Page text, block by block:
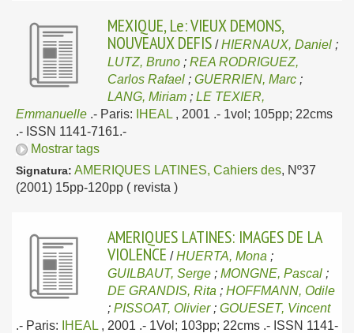
MEXIQUE, Le: VIEUX DEMONS,
NOUVEAUX DEFIS /HIERNAUX, Daniel ;
LUTZ, Bruno ; REA RODRIGUEZ,
Carlos Rafael ; GUERRIEN, Marc ;
LANG, Miriam ; LE TEXIER,
Emmanuelle .- Paris: IHEAL , 2001 .- 1vol; 105pp; 22cms
.- ISSN 1141-7161.-
Mostrar tags
Signatura: AMERIQUES LATINES, Cahiers des, Nº37
(2001) 15pp-120pp ( revista )
AMERIQUES LATINES: IMAGES DE LA
VIOLENCE /HUERTA, Mona ;
GUILBAUT, Serge ; MONGNE, Pascal ;
DE GRANDIS, Rita ; HOFFMANN, Odile
; PISSOAT, Olivier; GOUESET, Vincent
.- Paris: IHEAL , 2001 .- 1Vol; 103pp; 22cms .- ISSN 1141-